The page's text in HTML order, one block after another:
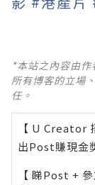
*本站之內容由
所有博客的立場
任。
【 U Creator
出Post賺現金
【 睇Post +